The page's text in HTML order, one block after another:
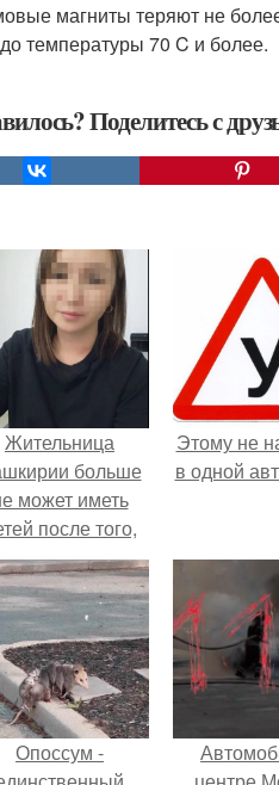
магниты теряют не
температуры 70 C и более.
Поделитесь с
Жительница
больше
может иметь
после того,
медики сделали
на шестом
месяце
и
в матке
плаценту.
Этому не
в одной
Опоссум -